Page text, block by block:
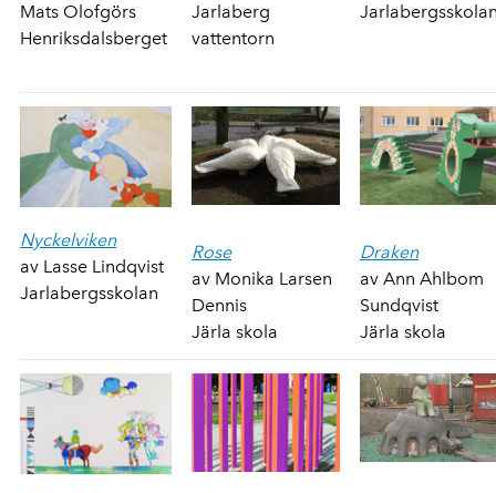
Mats Olofgörs
Henriksdalsberget
Jarlaberg
vattentorn
Nyckelviken
av Lasse Lindqvist
Jarlabergsskolan
Rose
av Monika Larsen
Dennis
Järla skola
Draken
av Ann Ahlbom
Sundqvist
Järla skola